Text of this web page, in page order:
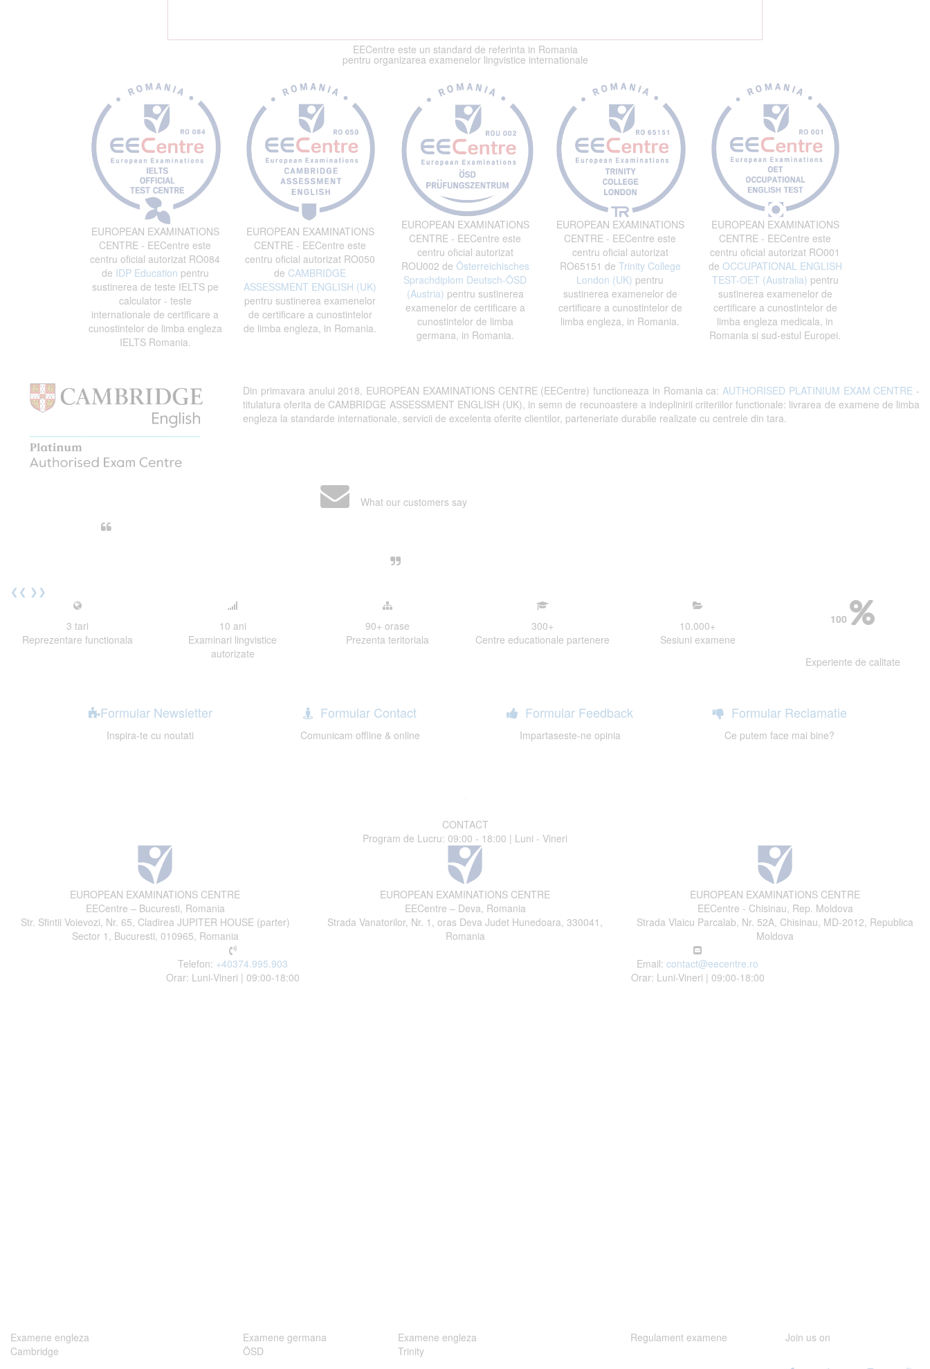
EECentre este un standard de referinta in Romania
pentru organizarea examenelor lingvistice internationale
EUROPEAN EXAMINATIONS
CENTRE - EECentre este
centru oficial autorizat RO084
de IDP Education pentru
sustinerea de teste IELTS pe
calculator - teste
internationale de certificare a
cunostintelor de limba engleza
IELTS Romania.
EUROPEAN EXAMINATIONS
CENTRE - EECentre este
centru oficial autorizat RO050
de CAMBRIDGE
ASSESSMENT ENGLISH (UK)
pentru sustinerea examenelor
de certificare a cunostintelor
de limba engleza, in Romania.
EUROPEAN EXAMINATIONS
CENTRE - EECentre este
centru oficial autorizat
ROU002 de Österreichisches
Sprachdiplom Deutsch-ÖSD
(Austria) pentru sustinerea
examenelor de certificare a
cunostintelor de limba
germana, in Romania.
EUROPEAN EXAMINATIONS
CENTRE - EECentre este
centru oficial autorizat
RO65151 de Trinity College
London (UK) pentru
sustinerea examenelor de
certificare a cunostintelor de
limba engleza, in Romania.
EUROPEAN EXAMINATIONS
CENTRE - EECentre este
centru oficial autorizat RO001
de OCCUPATIONAL ENGLISH
TEST-OET (Australia) pentru
sustinerea examenelor de
certificare a cunostintelor de
limba engleza medicala, in
Romania si sud-estul Europei.
Din primavara anului 2018, EUROPEAN EXAMINATIONS CENTRE (EECentre) functioneaza in Romania ca: AUTHORISED PLATINIUM EXAM CENTRE -
titulatura oferita de CAMBRIDGE ASSESSMENT ENGLISH (UK), in semn de recunoastere a indeplinirii criteriilor functionale: livrarea de examene de limba
engleza la standarde internationale, servicii de excelenta oferite clientilor, parteneriate durabile realizate cu centrele din tara.
What our customers say
cu nerabdare urmatoarea sesiune de examinare.
❮❮ ❯❯
3 tari
Reprezentare functionala
10 ani
Examinari lingvistice
autorizate
90+ orase
Prezenta teritoriala
300+
Centre educationale partenere
10.000+
Sesiuni examene
100
Experiente de calitate
Formular Newsletter
Inspira-te cu noutati
Formular Contact
Comunicam offline & online
Formular Feedback
Impartaseste-ne opinia
Formular Reclamatie
Ce putem face mai bine?
CONTACT
Program de Lucru: 09:00 - 18:00 | Luni - Vineri
EUROPEAN EXAMINATIONS CENTRE
EECentre – Bucuresti, Romania
Str. Sfintii Voievozi, Nr. 65, Cladirea JUPITER HOUSE (parter)
Sector 1, Bucuresti, 010965, Romania
EUROPEAN EXAMINATIONS CENTRE
EECentre – Deva, Romania
Strada Vanatorilor, Nr. 1, oras Deva Judet Hunedoara, 330041,
Romania
EUROPEAN EXAMINATIONS CENTRE
EECentre - Chisinau, Rep. Moldova
Strada Vlaicu Parcalab, Nr. 52A, Chisinau, MD-2012, Republica
Moldova
Telefon: +40374.995.903
Orar: Luni-Vineri | 09:00-18:00
Email: contact@eecentre.ro
Orar: Luni-Vineri | 09:00-18:00
Examene engleza
Cambridge
Examene germana
ÖSD
Examene engleza
Trinity
Regulament examene Join us on